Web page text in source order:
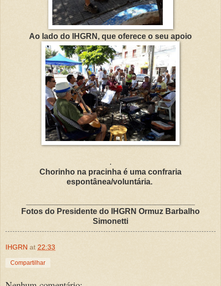
Ao lado do IHGRN, que oferece o seu apoio
.
Chorinho na pracinha é uma confraria
espontânea/voluntária.
Fotos do Presidente do IHGRN Ormuz Barbalho
Simonetti
IHGRN at 22:33
Compartilhar